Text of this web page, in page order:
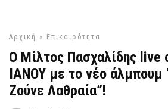
Αρχική » Επικαιρότητα
Ο Μίλτος Πασχαλίδης live
ΙΑΝΟΥ με το νέο άλμπουμ
Ζούνε Λαθραία”!